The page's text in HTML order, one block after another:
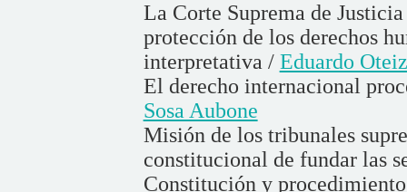
La Corte Suprema de
protección de los derechos
interpretativa / Eduardo
El derecho internacional
Sosa Aubone
Misión de los tribunales
constitucional de fundar las
Constitución y